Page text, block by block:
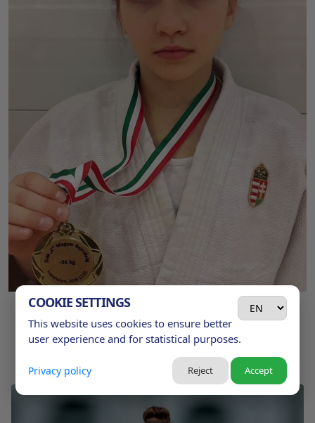
TOVÁBBI AKTUALITÁSOK
COOKIE SETTINGS
This website uses cookies to ensure better
user experience and for statistical purposes.
Privacy policy Reject Accept